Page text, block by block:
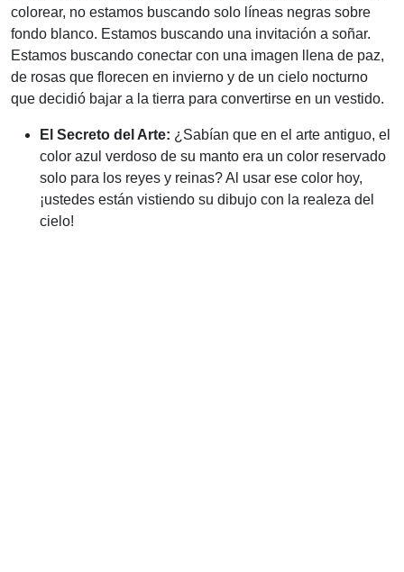
colorear, no estamos buscando solo líneas negras sobre
fondo blanco. Estamos buscando una invitación a soñar.
Estamos buscando conectar con una imagen llena de paz,
de rosas que florecen en invierno y de un cielo nocturno
que decidió bajar a la tierra para convertirse en un vestido.
El Secreto del Arte: ¿Sabían que en el arte antiguo, el
color azul verdoso de su manto era un color reservado
solo para los reyes y reinas? Al usar ese color hoy,
¡ustedes están vistiendo su dibujo con la realeza del
cielo!